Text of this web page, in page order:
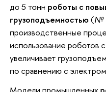
до 5 тонн роботы с
грузоподъемностью (№
производственные
использование роботов
увеличивает
по сравнению с